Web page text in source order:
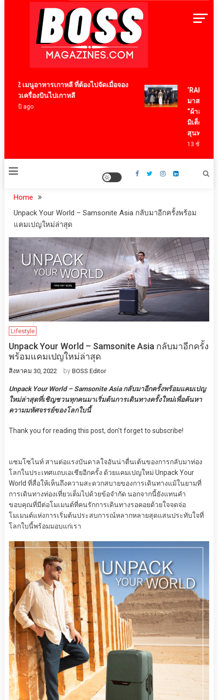
BossMagazinesThailand
12 เมนูอาหารเกาหลี ที่ต้องไปจัดเมื่อจอง
ตั๋วเครื่องบินไปเกาหลี
4 ปี ago
มาสเตอร์พีซ
“ผ้าลายน้ำ
มิเต็ด ถ่ายท
สุนทรียภาพร
13 ชั่วโมง ago
Home
Unpack Your World – Samsonite Asia กลับมาอีกครั้งพร้อม
แคมเปญใหม่ล่าสุด
Lifestyle
Unpack Your World – Samsonite Asia กลับมาอีกครั้ง
พร้อมแคมเปญใหม่ล่าสุด
สิงหาคม 30, 2022 by BOSS Editor
Unpack Your World – Samsonite Asia กลับมาอีกครั้งพร้อมแคมเปญ
ใหม่ล่าสุดที่เชิญชวนทุกคนมาเริ่มต้นการเดินทางครั้งใหม่เพื่อค้นหา
ความมหัศจรรย์ของโลกใบนี้
Thank you for reading this post, don't forget to subscribe!
แซมโซไนท์ สานต่อแรงบันดาลใจอันน่าตื่นเต้นของการกลับมาท่อง
โลกในประเทศแถบเอเชียอีกครั้ง ด้วยแคมเปญใหม่ Unpack Your
World ที่สื่อให้เห็นถึงความสะดวกสบายของการเดินทางแม้ในยามที่
การเดินทางท่องเที่ยวเต็มไปด้วยข้อจำกัด นอกจากนี้ยังแทนคำ
ขอบคุณที่มีต่อโมเมนต์ที่คนรักการเดินทางรอคอยด้วยใจจดจ่อ
โมเมนต์แห่งการเริ่มต้นประสบการณ์หลากหลายสุดแสนประทับใจที่
โลกใบนี้พร้อมมอบแก่เรา